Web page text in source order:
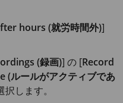
hours (就労時間外)]
(録画)] の [Record
ルールがアクティブであ
択します。